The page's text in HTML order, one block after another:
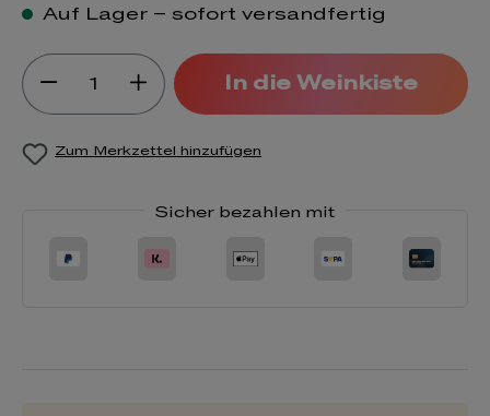
Auf Lager – sofort versandfertig
Produkt Anzahl: Gib den
In die Weinkiste
Zum Merkzettel hinzufügen
Sicher bezahlen mit